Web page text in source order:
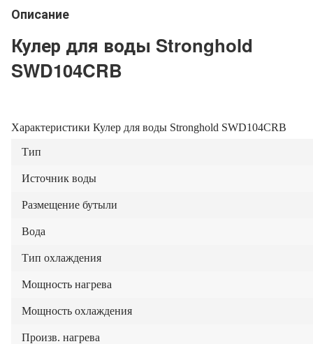
Описание
Кулер для воды Stronghold
SWD104CRB
Характеристики Кулер для воды Stronghold SWD104CRB
Тип
Источник воды
Размещение бутыли
Вода
Тип охлаждения
Мощность нагрева
Мощность охлаждения
Произв. нагрева